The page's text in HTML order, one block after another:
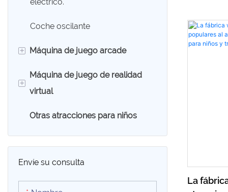
Coche oscilante
+ Máquina de juego arcade
Máquina de garra
Máquina de juego de arcade de
Máquina de juego deportiva
Máquina de juegos swing
+
Máquina de juego de realidad
virtual
Silla de huevo VR
Otras atracciones para niños
Envíe su consulta
centros
nuestra
de
La